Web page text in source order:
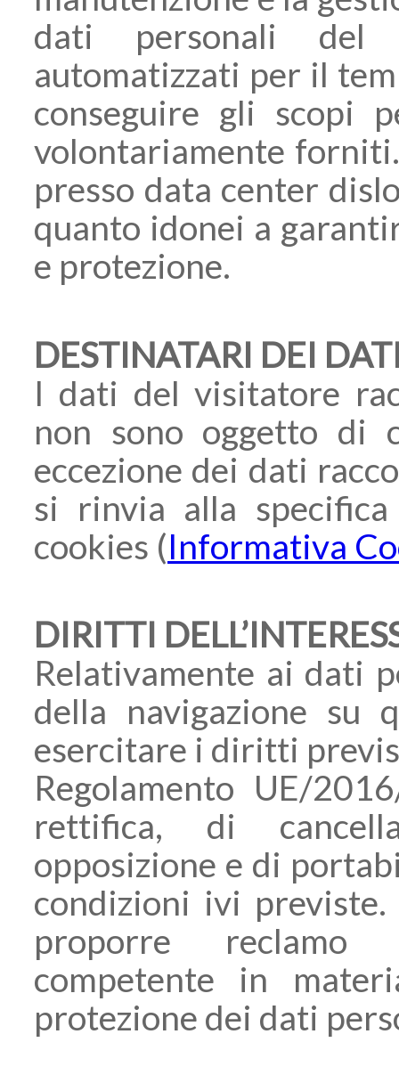
dati personali del
automatizzati per il
conseguire gli scopi
volontariamente
presso data center
quanto idonei a
e protezione.
DESTINATARI DEI
I dati del visitatore
non sono oggetto di
eccezione dei dati
si rinvia alla
cookies (Informativa
DIRITTI
Relativamente ai dati
della navigazione su
esercitare i diritti
Regolamento UE/
rettifica, di
opposizione e di
condizioni ivi
proporre reclamo
competente in
protezione dei dati